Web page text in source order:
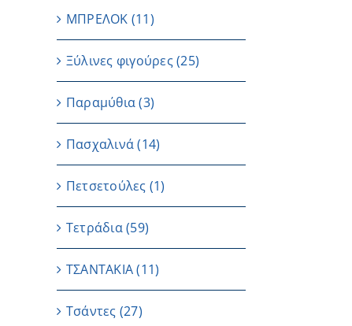
ΜΠΡΕΛΟΚ (11)
Ξύλινες φιγούρες(25)
Παραμύθια (3)
Πασχαλινά (14)
Πετσετούλες (1)
Τετράδια(59)
ΤΣΑΝΤΑΚΙΑ (11)
Τσάντες (27)